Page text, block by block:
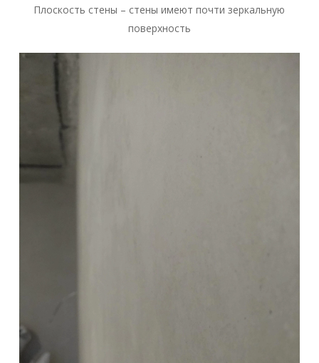
Плоскость стены – стены имеют почти зеркальную
поверхность